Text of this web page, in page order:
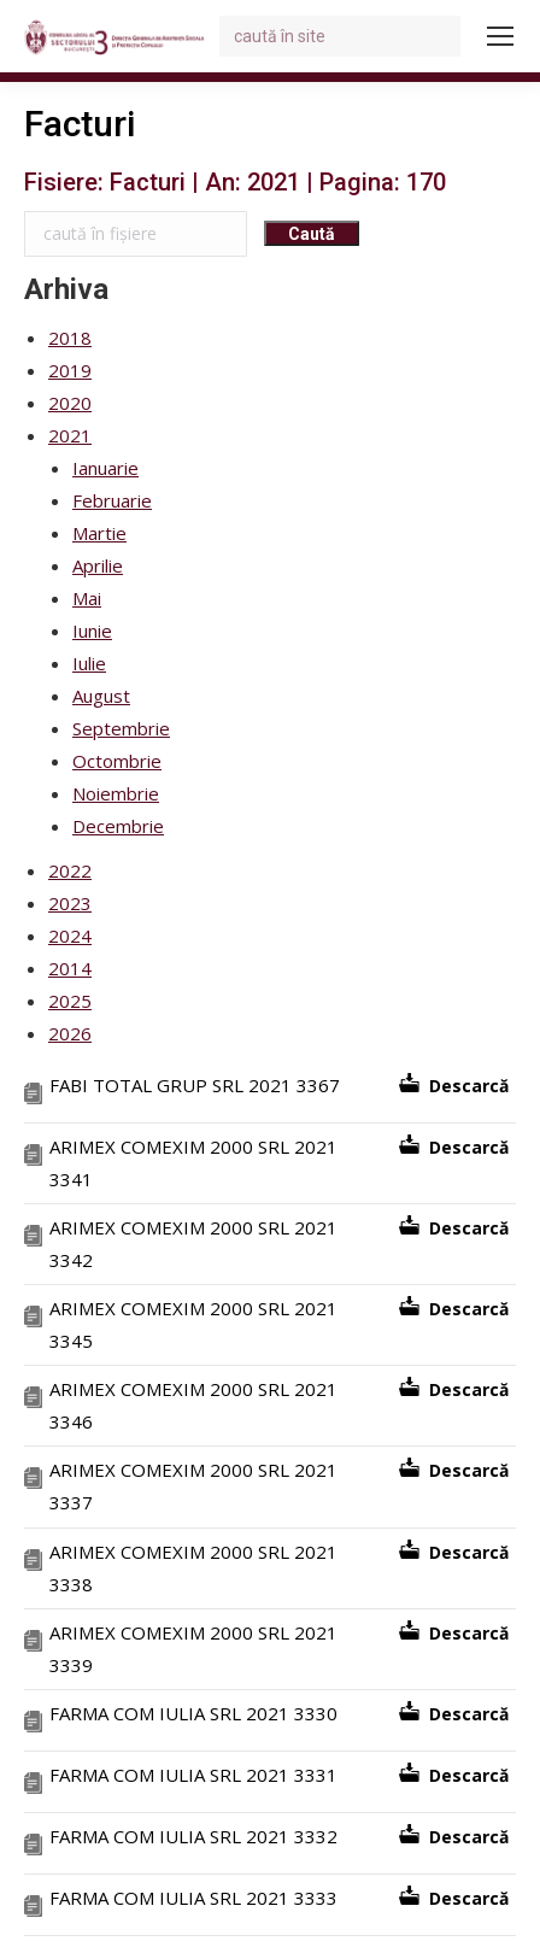
Search:
Facturi
Fisiere: Facturi | An: 2021 | Pagina: 170
Arhiva
2018
2019
2020
2021
Ianuarie
Februarie
Martie
Aprilie
Mai
Iunie
Iulie
August
Septembrie
Octombrie
Noiembrie
Decembrie
2022
2023
2024
2014
2025
2026
FABI TOTAL GRUP SRL 2021 3367 Descarcă
ARIMEX COMEXIM 2000 SRL 2021
3341
Descarcă
ARIMEX COMEXIM 2000 SRL 2021
3342
Descarcă
ARIMEX COMEXIM 2000 SRL 2021
3345
Descarcă
ARIMEX COMEXIM 2000 SRL 2021
3346
Descarcă
ARIMEX COMEXIM 2000 SRL 2021
3337
Descarcă
ARIMEX COMEXIM 2000 SRL 2021
3338
Descarcă
ARIMEX COMEXIM 2000 SRL 2021
3339
Descarcă
FARMA COM IULIA SRL 2021 3330 Descarcă
FARMA COM IULIA SRL 2021 3331 Descarcă
FARMA COM IULIA SRL 2021 3332 Descarcă
FARMA COM IULIA SRL 2021 3333 Descarcă